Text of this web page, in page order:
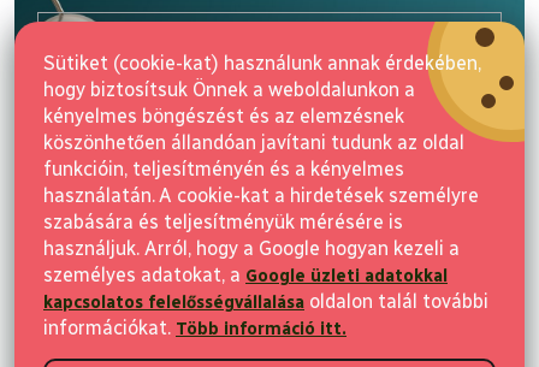
Sütiket (cookie-kat) használunk annak érdekében,
hogy biztosítsuk Önnek a weboldalunkon a
kényelmes böngészést és az elemzésnek
köszönhetően állandóan javítani tudunk az oldal
funkcióin, teljesítményén és a kényelmes
használatán. A cookie-kat a hirdetések személyre
szabására és teljesítményük mérésére is
használjuk. Arról, hogy a Google hogyan kezeli a
személyes adatokat, a Google üzleti adatokkal
kapcsolatos felelősségvállalása oldalon talál további
információkat. Több információ itt.
Feliratkozás
Vásárlás
2 500 Ft az első vásárlásra
Iratkozzon fel a hírekért, és 2 500 Ft kedvezményt kap első vásárlása